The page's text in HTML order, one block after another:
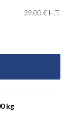
39.00 € H.T.
kg